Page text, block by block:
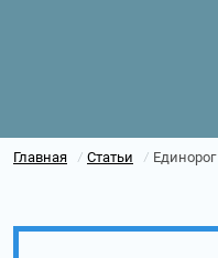
Главная / Статьи / Единорог